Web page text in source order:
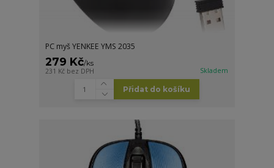
PC myš YENKEE YMS 2035
279 Kč/ks
231 Kč bez DPH Skladem
Přidat do košíku